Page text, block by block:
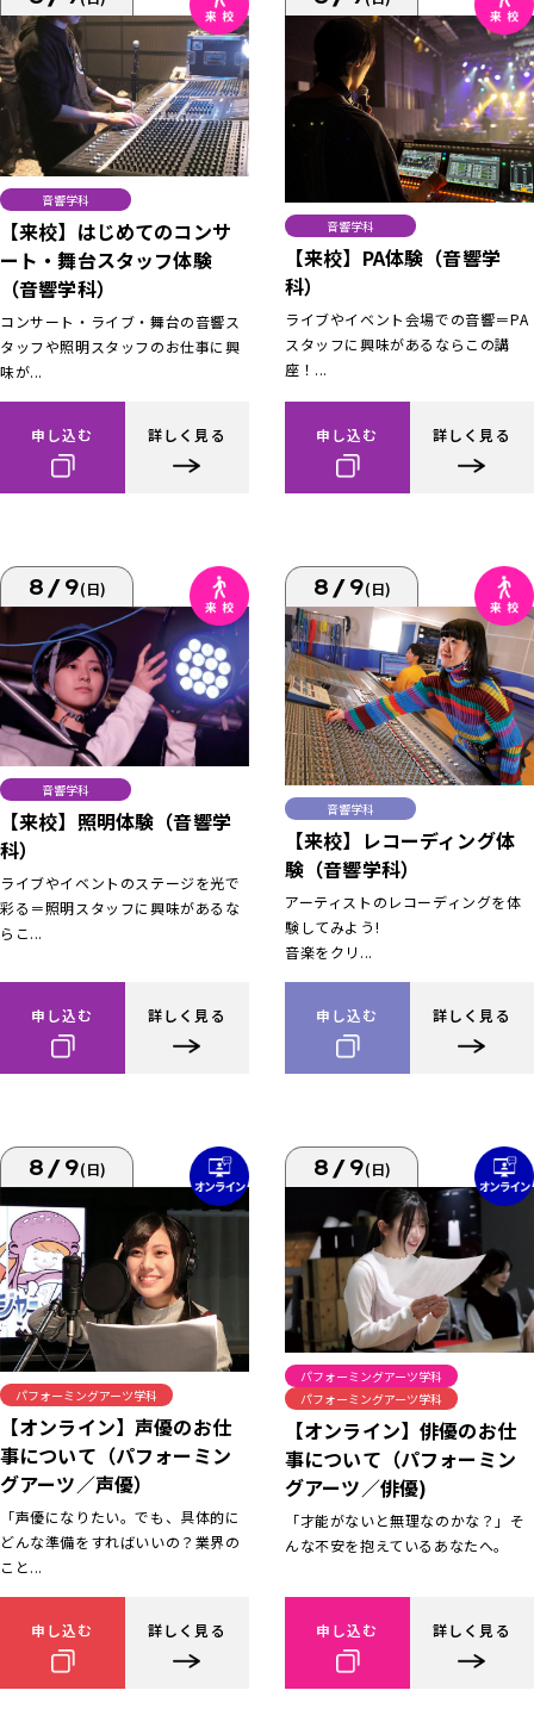
音響学科
【来校】はじめてのコンサ
ート・舞台スタッフ体験
（音響学科）
コンサート・ライブ・舞台の音響ス
タッフや照明スタッフのお仕事に興
味が...
申し込む 詳しく見る
音響学科
【来校】PA体験（音響学
科）
ライブやイベント会場での音響＝PA
スタッフに興味があるならこの講
座！...
申し込む 詳しく見る
8/9(日)
音響学科
【来校】照明体験（音響学
科）
ライブやイベントのステージを光で
彩る＝照明スタッフに興味があるな
らこ...
申し込む 詳しく見る
8/9(日)
音響学科
【来校】レコーディング体
験（音響学科）
アーティストのレコーディングを体
験してみよう!
音楽をクリ...
申し込む 詳しく見る
8/9(日)
パフォーミングアーツ学科
【オンライン】声優のお仕
事について（パフォーミン
グアーツ／声優）
「声優になりたい。でも、具体的に
どんな準備をすればいいの？業界の
こと...
申し込む 詳しく見る
8/9(日)
パフォーミングアーツ学科
パフォーミングアーツ学科
【オンライン】俳優のお仕
事について（パフォーミン
グアーツ／俳優)
「才能がないと無理なのかな？」そ
んな不安を抱えているあなたへ。
申し込む 詳しく見る